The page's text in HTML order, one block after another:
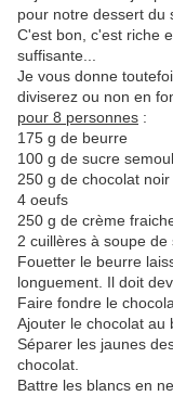
pour notre dessert du
C'est bon, c'est riche
suffisante...
Je vous donne
diviserez ou non en
pour 8 personnes :
175 g de beurre
100 g de sucre
250 g de chocolat noir
4 oeufs
250 g de crème
2 cuillères à soupe de
Fouetter le beurre
longuement. Il doit
Faire fondre le
Ajouter le chocolat au
Séparer les jaunes
chocolat.
Battre les blancs en